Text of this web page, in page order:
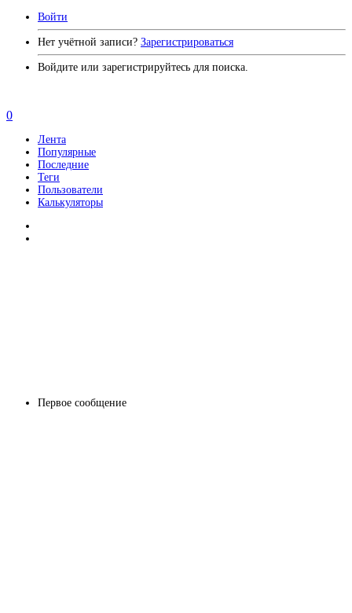
Войти
Нет учётной записи? Зарегистрироваться
Войдите или зарегистрируйтесь для поиска.
Первое сообщение
0
Лента
Популярные
Последние
Теги
Пользователи
Калькуляторы